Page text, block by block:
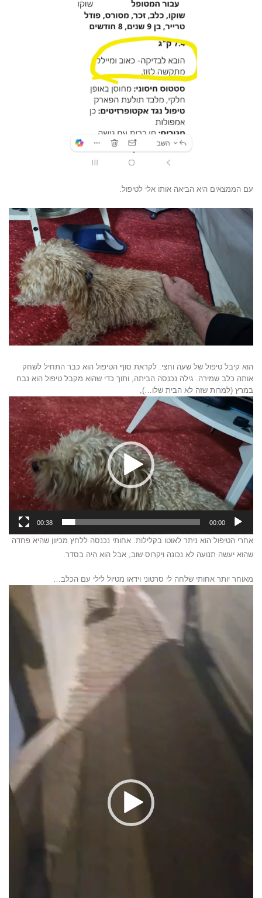
עם הממצאים היא הביאה אותו אלי לטיפול.
הוא קיבל טיפול של שעה וחצי. לקראת סוף הטיפול הוא כבר התחיל לשחק
אותה כלב שמירה. גילה נכנסה הביתה, ותוך כדי שהוא מקבל טיפול הוא נבח
במרץ (למרות שזה לא הבית שלו…),
נגן
וידאו
00:00
00:38
אחרי הטיפול הוא ניתר לאוטו בקלילות. אחותי נכנסה ללחץ מכיוון שהיא פחדה
שהוא יעשה תנועה לא נכונה ויקרוס שוב, אבל הוא היה בסדר.
מאוחר יותר אחותי שלחה לי סרטוני וידאו מטיול לילי עם הכלב…